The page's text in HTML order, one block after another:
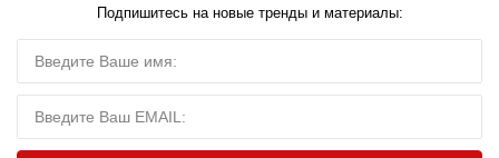
Подпишитесь на новые тренды и материалы: